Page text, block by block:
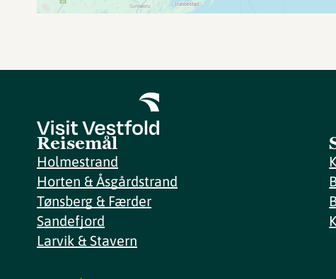
Reisemål
Holmestrand
Horten & Åsgårdstrand
Tønsberg & Færder
Sandefjord
Larvik & Stavern